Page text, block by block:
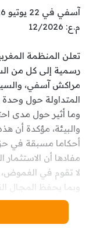
آسفي في 22 يوتيو 2026
م.ع: 12/2026
تعلن المنظمة
رسمية إلى كل من
مراكش آسفي،
المتداولة حول
وما أثير حول مدى
والبيئة، مؤكدة أن
أحكاما مسبقة في
مفادها أن الاستثمار
لا تقوم في الغموض،
وبما يحفظ المجال
إن جوهر هذا الملف